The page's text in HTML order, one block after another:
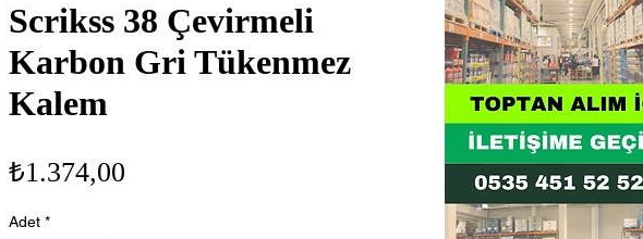
Scrikss 38 Çevirmeli
Karbon Gri Tükenmez
Kalem
₺1.374,00
Adet *